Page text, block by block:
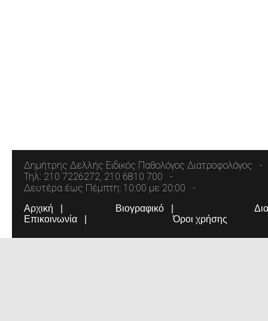
Δημήτρης Δελλής Ειδικός Παθολόγος Διατροφολόγος
Τηλ: 210 7226272, 210 6810 700
Δευτέρα έως Πέμπτη: 10:00 με 20:00
Αρχική Βιογραφικό
Επικοινωνία
Όροι χρήσης